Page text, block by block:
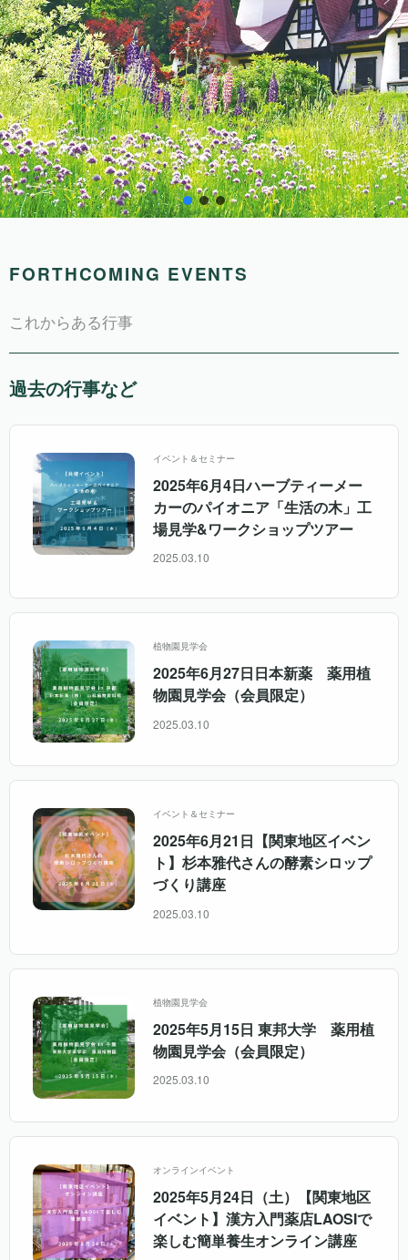
FORTHCOMING EVENTS
これからある行事
過去の行事など
イベント＆セミナー
2025年6月4日ハーブティーメー
カーのパイオニア「生活の木」工
場見学&ワークショップツアー
2025.03.10
植物園見学会
2025年6月27日日本新薬 薬用植
物園見学会（会員限定）
2025.03.10
イベント＆セミナー
2025年6月21日【関東地区イベン
ト】杉本雅代さんの酵素シロップ
づくり講座
2025.03.10
植物園見学会
2025年5月15日 東邦大学 薬用植
物園見学会（会員限定）
2025.03.10
オンラインイベント
2025年5月24日（土）【関東地区
イベント】漢方入門薬店LAOSIで
楽しむ簡単養生オンライン講座